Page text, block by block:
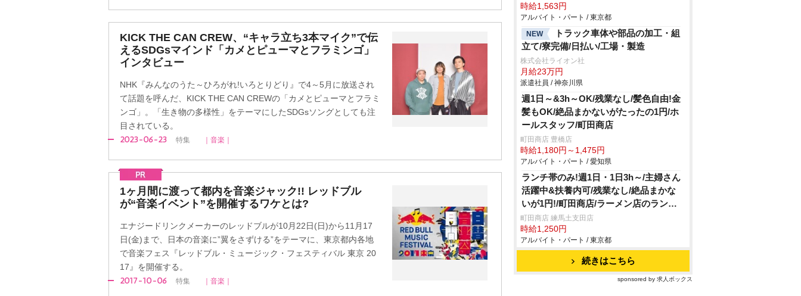
KICK THE CAN CREW、“キャラ立ち3本マイク”で伝
えるSDGsマインド「カメとピューマとフラミンゴ」
インタビュー
NHK『みんなのうた～ひろがれ!いろとりどり』で4～5月に放送され
て話題を呼んだ、KICK THE CAN CREWの「カメとピューマとフラミ
ンゴ」。「生き物の多様性」をテーマにしたSDGsソングとしても注
目されている。
2023-06-23 特集 ｜音楽｜
1ヶ月間に渡って都内を音楽ジャック!! レッドブル
が“音楽イベント”を開催するワケとは?
エナジードリンクメーカーのレッドブルが10月22日(日)から11月17
日(金)まで、日本の音楽に”翼をさずける”をテーマに、東京都内各地
で音楽フェス『レッドブル・ミュージック・フェスティバル 東京 20
17』を開催する。
2017-10-06 特集 ｜音楽｜
時給1,563円
アルバイト・パート / 東京都
NEW
トラック車体や部品の加工・組
立て/寮完備/日払い/工場・製造
株式会社ライオン社
月給23万円
派遣社員 / 神奈川県
週1日～&3h～OK/残業なし/髪色自由!金
髪もOK/絶品まかないがたったの1円/ホ
ールスタッフ/町田商店
町田商店 豊橋店
時給1,180円～1,475円
アルバイト・パート / 愛知県
ランチ帯のみ!週1日・1日3h～/主婦さん
活躍中&扶養内可/残業なし/絶品まかな
いが1円!/町田商店/ラーメン店のランチ
スタッフ
町田商店 練馬土支田店
時給1,250円
アルバイト・パート / 東京都
続きはこちら
sponsored by 求人ボックス